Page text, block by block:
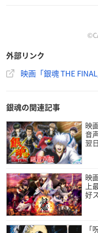
開催概要
【開催期間】
【店舗】
カプコンカフェ池袋店
（東京都豊島区東池袋一
【営業時間】
10:00～22:00（L.O.21:00）
【問合せ先】
外部リンク
映画「銀魂 THE
銀魂の関連記事
映
音
翌
映
上
好